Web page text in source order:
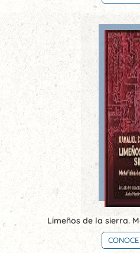
Limeños de la sierra.